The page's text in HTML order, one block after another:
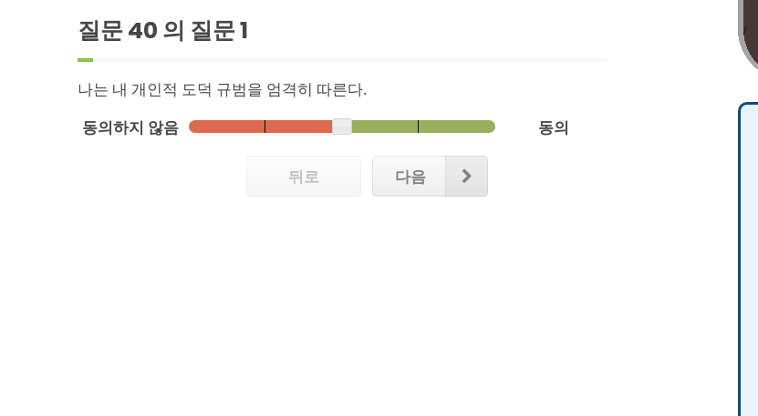
질문 40 의 질문1
나는 내 개인적 도덕 규범을 엄격히 따른다.
동의하지 않음
동의
뒤로 다음